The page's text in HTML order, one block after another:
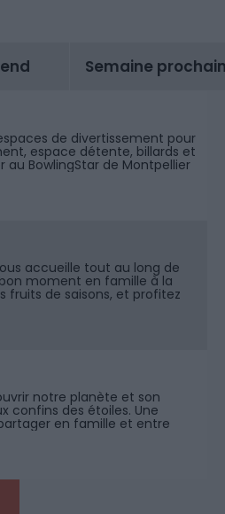
Semaine
de divertissement pour
espace détente, billards et
BowlingStar de Montpellier
accueille tout au long de
moment en famille à la
fruits de saisons, et profitez
notre planète et son
confins des étoiles. Une
en famille et entre